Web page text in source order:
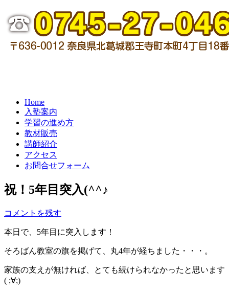
Home
入塾案内
学習の進め方
教材販売
講師紹介
アクセス
お問合せフォーム
祝！5年目突入(^^♪
コメントを残す
本日で、5年目に突入します！
そろばん教室の旗を掲げて、丸4年が経ちました・・・。
家族の支えが無ければ、とても続けられなかったと思います
( ;∀;)